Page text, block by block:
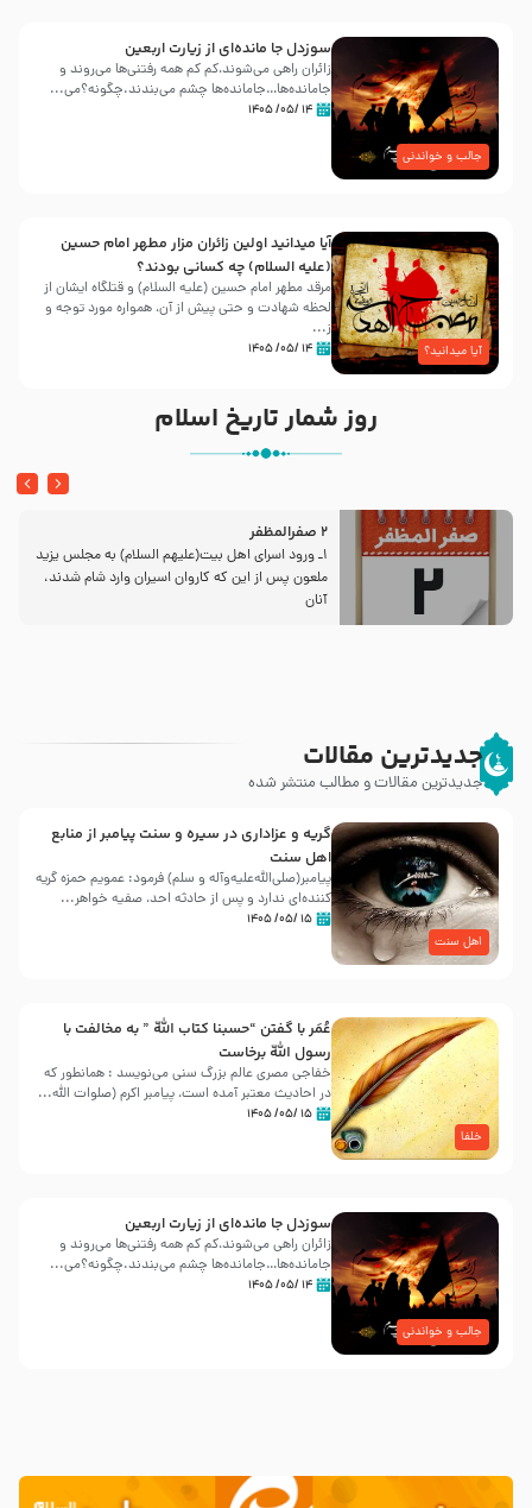
جالب و خواندنی
سوزدل جا مانده‌ای از زیارت اربعین
زائران راهی می‌شوند،کم‌ کم همه رفتنی‌ها می‌روند و
جامانده‌ها…جامانده‌ها چشم می‌بندند.چگونه؟می‌...
۱۴ /۰۵/ ۱۴۰۵
آیا میدانید؟
آیا میدانید اولین زائران مزار مطهر امام حسین
(علیه السلام) چه کسانی بودند؟
مرقد مطهر امام حسین (علیه السلام) و قتلگاه ایشان از
لحظه شهادت و حتی پیش از آن، همواره مورد توجه و
ز...
۱۴ /۰۵/ ۱۴۰۵
روز شمار تاریخ اسلام
2 صفرالمظفر
1ـ ورود اسراى اهل بیت‌(علیهم السلام) به مجلس یزید
ملعون پس از این كه كاروان اسیران وارد شام شدند،
آنان
جدیدترین مقالات
جدیدترین مقالات و مطالب منتشر شده
اهل سنت
گریه و عزاداری در سیره و سنت پیامبر از منابع
اهل سنت
پیامبر(صلی‌الله‌علیه‌وآله و سلم) فرمود: عمویم حمزه گریه
کننده‌ای ندارد و پس از حادثه احد، صفیه خواهر...
۱۵ /۰۵/ ۱۴۰۵
خلفا
عُمَر با گفتن “حسبنا كتاب اللّه ” به مخالفت با
رسول اللّه برخاست
خفاجی مصری عالم بزرگ سنی می‌نویسد : همانطور که
در احادیث معتبر آمده است، پیامبر اکرم (صلوات اللّه...
۱۵ /۰۵/ ۱۴۰۵
جالب و خواندنی
سوزدل جا مانده‌ای از زیارت اربعین
زائران راهی می‌شوند،کم‌ کم همه رفتنی‌ها می‌روند و
جامانده‌ها…جامانده‌ها چشم می‌بندند.چگونه؟می‌...
۱۴ /۰۵/ ۱۴۰۵